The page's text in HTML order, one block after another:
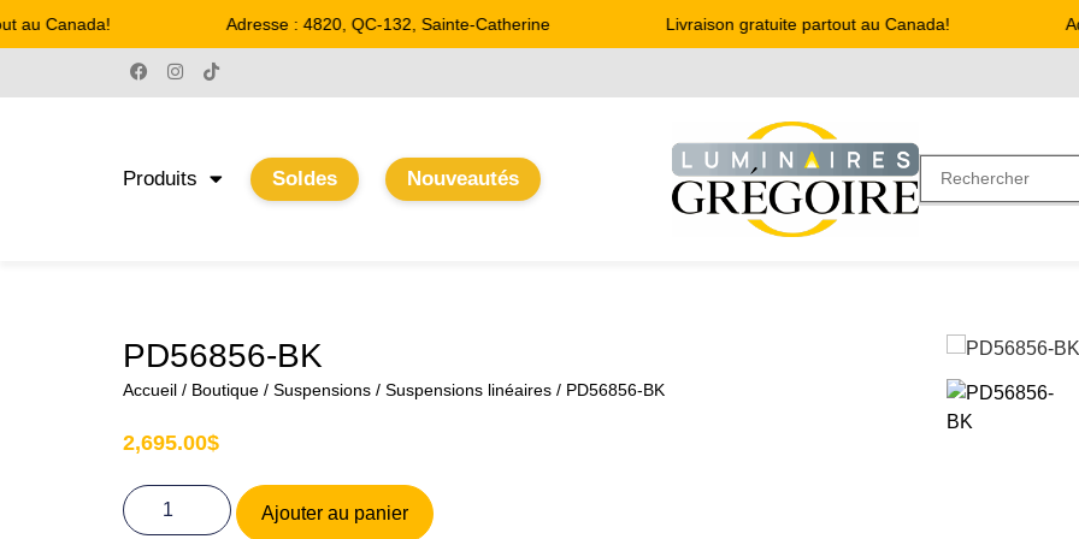
Canada! Adresse : 4820, QC-132, Sainte-Catherine Livraison gratuite partout au Canada!
Produits Soldes Nouveautés
PD56856-BK
Accueil / Boutique / Suspensions / Suspensions linéaires / PD56856-BK
2,695.00$
Ajouter au panier